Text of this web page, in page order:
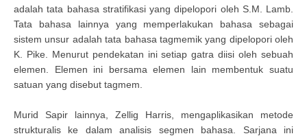
adalah tata bahasa stratifikasi yang dipelopori oleh S.M. Lamb.
Tata bahasa lainnya yang memperlakukan bahasa sebagai
sistem unsur adalah tata bahasa tagmemik yang dipelopori oleh
K. Pike. Menurut pendekatan ini setiap gatra diisi oleh sebuah
elemen. Elemen ini bersama elemen lain membentuk suatu
satuan yang disebut tagmem.
Murid Sapir lainnya, Zellig Harris, mengaplikasikan metode
strukturalis ke dalam analisis segmen bahasa. Sarjana ini